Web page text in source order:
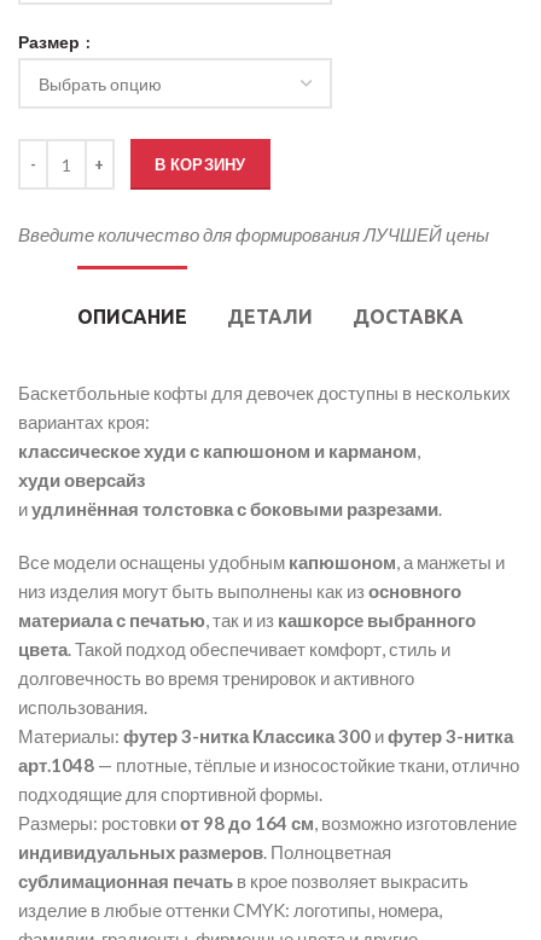
Размер
В КОРЗИНУ
Введите количество для формирования ЛУЧШЕЙ цены
ОПИСАНИЕ ДЕТАЛИ ДОСТАВКА
Баскетбольные кофты для девочек доступны в нескольких
вариантах кроя:
классическое худи с капюшоном и карманом,
худи оверсайз
иудлинённая толстовка с боковыми разрезами.
Все модели оснащены удобным капюшоном, а манжеты и
низ изделия могут быть выполнены как изосновного
материала с печатью, так и из кашкорсе выбранного
цвета. Такой подход обеспечивает комфорт, стиль и
долговечность во время тренировок и активного
использования.
Материалы: футер 3-нитка Классика 300 ифутер 3-нитка
арт.1048 — плотные, тёплые и износостойкие ткани, отлично
подходящие для спортивной формы.
Размеры: ростовкиот 98 до 164 см, возможно изготовление
индивидуальных размеров. Полноцветная
сублимационная печать в крое позволяет выкрасить
изделие в любые оттенки CMYK: логотипы, номера,